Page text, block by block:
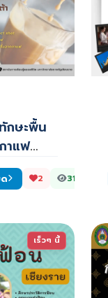
กษะพื้น
าแฟ
า)
2 316
เร็วๆ นี้